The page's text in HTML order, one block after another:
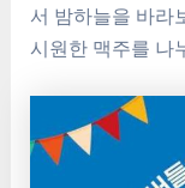
서 밤하늘을 바라
시원한 맥주를 나